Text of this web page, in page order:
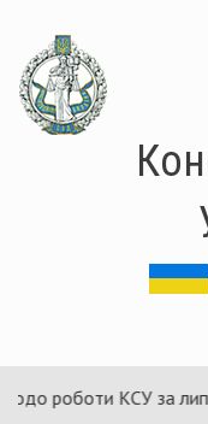
основного
матеріалу
роботи КСУ за